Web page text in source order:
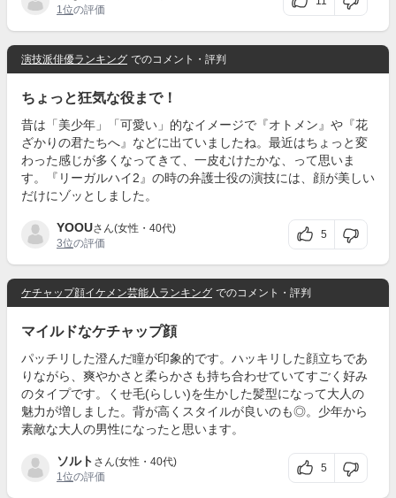
1位の評価
演技派俳優ランキング でのコメント・評判
ちょっと狂気な役まで！
昔は「美少年」「可愛い」的なイメージで『オトメン』や『花
ざかりの君たちへ』などに出ていましたね。最近はちょっと変
わった感じが多くなってきて、一皮むけたかな、って思いま
す。『リーガルハイ2』の時の弁護士役の演技には、顔が美しい
だけにゾッとしました。
YOOUさん(女性・40代)
3位の評価
5
ケチャップ顔イケメン芸能人ランキング でのコメント・評判
マイルドなケチャップ顔
パッチリした澄んだ瞳が印象的です。ハッキリした顔立ちであ
りながら、爽やかさと柔らかさも持ち合わせていてすごく好み
のタイプです。くせ毛(らしい)を生かした髪型になって大人の
魅力が増しました。背が高くスタイルが良いのも◎。少年から
素敵な大人の男性になったと思います。
ソルト さん(女性・40代)
1位の評価
5